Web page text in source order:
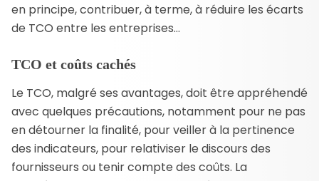
en principe, contribuer, à terme, à réduire les écarts
de TCO entre les entreprises…
TCO et coûts cachés
Le TCO, malgré ses avantages, doit être appréhendé
avec quelques précautions, notamment pour ne pas
en détourner la finalité, pour veiller à la pertinence
des indicateurs, pour relativiser le discours des
fournisseurs ou tenir compte des coûts. La